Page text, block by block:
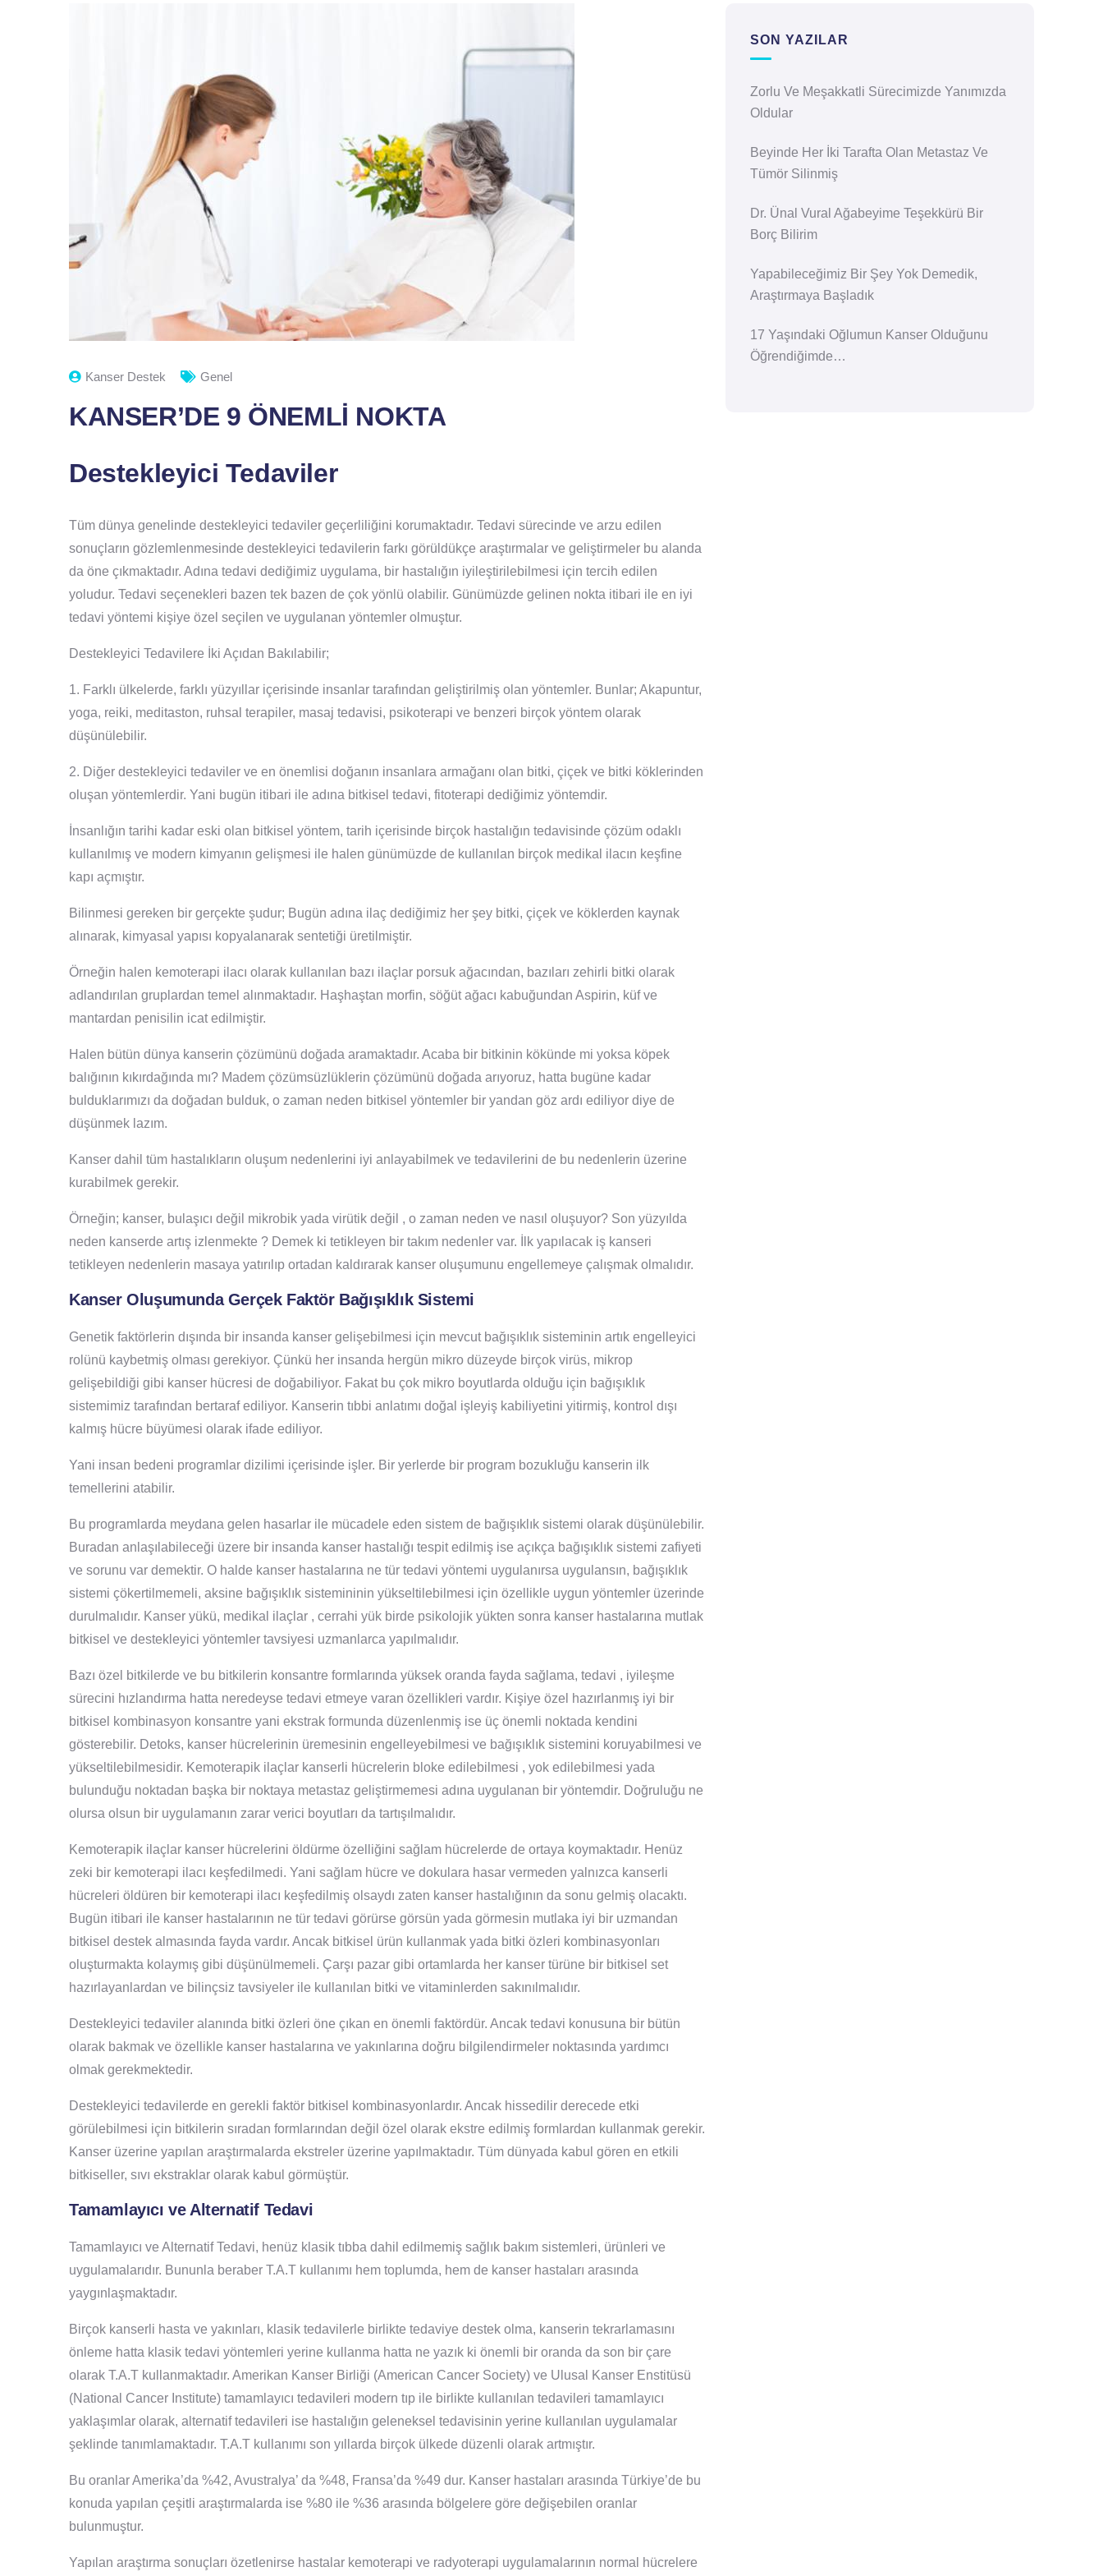
Kanser Destek Genel
KANSER’DE 9 ÖNEMLİ NOKTA
Destekleyici Tedaviler
Tüm dünya genelinde destekleyici tedaviler geçerliliğini korumaktadır. Tedavi sürecinde ve arzu edilen
sonuçların gözlemlenmesinde destekleyici tedavilerin farkı görüldükçe araştırmalar ve geliştirmeler bu alanda
da öne çıkmaktadır. Adına tedavi dediğimiz uygulama, bir hastalığın iyileştirilebilmesi için tercih edilen
yoludur. Tedavi seçenekleri bazen tek bazen de çok yönlü olabilir. Günümüzde gelinen nokta itibari ile en iyi
tedavi yöntemi kişiye özel seçilen ve uygulanan yöntemler olmuştur.
Destekleyici Tedavilere İki Açıdan Bakılabilir;
1. Farklı ülkelerde, farklı yüzyıllar içerisinde insanlar tarafından geliştirilmiş olan yöntemler. Bunlar; Akapuntur,
yoga, reiki, meditaston, ruhsal terapiler, masaj tedavisi, psikoterapi ve benzeri birçok yöntem olarak
düşünülebilir.
2. Diğer destekleyici tedaviler ve en önemlisi doğanın insanlara armağanı olan bitki, çiçek ve bitki köklerinden
oluşan yöntemlerdir. Yani bugün itibari ile adına bitkisel tedavi, fitoterapi dediğimiz yöntemdir.
İnsanlığın tarihi kadar eski olan bitkisel yöntem, tarih içerisinde birçok hastalığın tedavisinde çözüm odaklı
kullanılmış ve modern kimyanın gelişmesi ile halen günümüzde de kullanılan birçok medikal ilacın keşfine
kapı açmıştır.
Bilinmesi gereken bir gerçekte şudur; Bugün adına ilaç dediğimiz her şey bitki, çiçek ve köklerden kaynak
alınarak, kimyasal yapısı kopyalanarak sentetiği üretilmiştir.
Örneğin halen kemoterapi ilacı olarak kullanılan bazı ilaçlar porsuk ağacından, bazıları zehirli bitki olarak
adlandırılan gruplardan temel alınmaktadır. Haşhaştan morfin, söğüt ağacı kabuğundan Aspirin, küf ve
mantardan penisilin icat edilmiştir.
Halen bütün dünya kanserin çözümünü doğada aramaktadır. Acaba bir bitkinin kökünde mi yoksa köpek
balığının kıkırdağında mı? Madem çözümsüzlüklerin çözümünü doğada arıyoruz, hatta bugüne kadar
bulduklarımızı da doğadan bulduk, o zaman neden bitkisel yöntemler bir yandan göz ardı ediliyor diye de
düşünmek lazım.
Kanser dahil tüm hastalıkların oluşum nedenlerini iyi anlayabilmek ve tedavilerini de bu nedenlerin üzerine
kurabilmek gerekir.
Örneğin; kanser, bulaşıcı değil mikrobik yada virütik değil , o zaman neden ve nasıl oluşuyor? Son yüzyılda
neden kanserde artış izlenmekte ? Demek ki tetikleyen bir takım nedenler var. İlk yapılacak iş kanseri
tetikleyen nedenlerin masaya yatırılıp ortadan kaldırarak kanser oluşumunu engellemeye çalışmak olmalıdır.
Kanser Oluşumunda Gerçek Faktör Bağışıklık Sistemi
Genetik faktörlerin dışında bir insanda kanser gelişebilmesi için mevcut bağışıklık sisteminin artık engelleyici
rolünü kaybetmiş olması gerekiyor. Çünkü her insanda hergün mikro düzeyde birçok virüs, mikrop
gelişebildiği gibi kanser hücresi de doğabiliyor. Fakat bu çok mikro boyutlarda olduğu için bağışıklık
sistemimiz tarafından bertaraf ediliyor. Kanserin tıbbi anlatımı doğal işleyiş kabiliyetini yitirmiş, kontrol dışı
kalmış hücre büyümesi olarak ifade ediliyor.
Yani insan bedeni programlar dizilimi içerisinde işler. Bir yerlerde bir program bozukluğu kanserin ilk
temellerini atabilir.
Bu programlarda meydana gelen hasarlar ile mücadele eden sistem de bağışıklık sistemi olarak düşünülebilir.
Buradan anlaşılabileceği üzere bir insanda kanser hastalığı tespit edilmiş ise açıkça bağışıklık sistemi zafiyeti
ve sorunu var demektir. O halde kanser hastalarına ne tür tedavi yöntemi uygulanırsa uygulansın, bağışıklık
sistemi çökertilmemeli, aksine bağışıklık sistemininin yükseltilebilmesi için özellikle uygun yöntemler üzerinde
durulmalıdır. Kanser yükü, medikal ilaçlar , cerrahi yük birde psikolojik yükten sonra kanser hastalarına mutlak
bitkisel ve destekleyici yöntemler tavsiyesi uzmanlarca yapılmalıdır.
Bazı özel bitkilerde ve bu bitkilerin konsantre formlarında yüksek oranda fayda sağlama, tedavi , iyileşme
sürecini hızlandırma hatta neredeyse tedavi etmeye varan özellikleri vardır. Kişiye özel hazırlanmış iyi bir
bitkisel kombinasyon konsantre yani ekstrak formunda düzenlenmiş ise üç önemli noktada kendini
gösterebilir. Detoks, kanser hücrelerinin üremesinin engelleyebilmesi ve bağışıklık sistemini koruyabilmesi ve
yükseltilebilmesidir. Kemoterapik ilaçlar kanserli hücrelerin bloke edilebilmesi , yok edilebilmesi yada
bulunduğu noktadan başka bir noktaya metastaz geliştirmemesi adına uygulanan bir yöntemdir. Doğruluğu ne
olursa olsun bir uygulamanın zarar verici boyutları da tartışılmalıdır.
Kemoterapik ilaçlar kanser hücrelerini öldürme özelliğini sağlam hücrelerde de ortaya koymaktadır. Henüz
zeki bir kemoterapi ilacı keşfedilmedi. Yani sağlam hücre ve dokulara hasar vermeden yalnızca kanserli
hücreleri öldüren bir kemoterapi ilacı keşfedilmiş olsaydı zaten kanser hastalığının da sonu gelmiş olacaktı.
Bugün itibari ile kanser hastalarının ne tür tedavi görürse görsün yada görmesin mutlaka iyi bir uzmandan
bitkisel destek almasında fayda vardır. Ancak bitkisel ürün kullanmak yada bitki özleri kombinasyonları
oluşturmakta kolaymış gibi düşünülmemeli. Çarşı pazar gibi ortamlarda her kanser türüne bir bitkisel set
hazırlayanlardan ve bilinçsiz tavsiyeler ile kullanılan bitki ve vitaminlerden sakınılmalıdır.
Destekleyici tedaviler alanında bitki özleri öne çıkan en önemli faktördür. Ancak tedavi konusuna bir bütün
olarak bakmak ve özellikle kanser hastalarına ve yakınlarına doğru bilgilendirmeler noktasında yardımcı
olmak gerekmektedir.
Destekleyici tedavilerde en gerekli faktör bitkisel kombinasyonlardır. Ancak hissedilir derecede etki
görülebilmesi için bitkilerin sıradan formlarından değil özel olarak ekstre edilmiş formlardan kullanmak gerekir.
Kanser üzerine yapılan araştırmalarda ekstreler üzerine yapılmaktadır. Tüm dünyada kabul gören en etkili
bitkiseller, sıvı ekstraklar olarak kabul görmüştür.
Tamamlayıcı ve Alternatif Tedavi
Tamamlayıcı ve Alternatif Tedavi, henüz klasik tıbba dahil edilmemiş sağlık bakım sistemleri, ürünleri ve
uygulamalarıdır. Bununla beraber T.A.T kullanımı hem toplumda, hem de kanser hastaları arasında
yaygınlaşmaktadır.
Birçok kanserli hasta ve yakınları, klasik tedavilerle birlikte tedaviye destek olma, kanserin tekrarlamasını
önleme hatta klasik tedavi yöntemleri yerine kullanma hatta ne yazık ki önemli bir oranda da son bir çare
olarak T.A.T kullanmaktadır. Amerikan Kanser Birliği (American Cancer Society) ve Ulusal Kanser Enstitüsü
(National Cancer Institute) tamamlayıcı tedavileri modern tıp ile birlikte kullanılan tedavileri tamamlayıcı
yaklaşımlar olarak, alternatif tedavileri ise hastalığın geleneksel tedavisinin yerine kullanılan uygulamalar
şeklinde tanımlamaktadır. T.A.T kullanımı son yıllarda birçok ülkede düzenli olarak artmıştır.
Bu oranlar Amerika’da %42, Avustralya’ da %48, Fransa’da %49 dur. Kanser hastaları arasında Türkiye’de bu
konuda yapılan çeşitli araştırmalarda ise %80 ile %36 arasında bölgelere göre değişebilen oranlar
bulunmuştur.
Yapılan araştırma sonuçları özetlenirse hastalar kemoterapi ve radyoterapi uygulamalarının normal hücrelere
SON YAZILAR
Zorlu Ve Meşakkatli Sürecimizde Yanımızda
Oldular
Beyinde Her İki Tarafta Olan Metastaz Ve
Tümör Silinmiş
Dr. Ünal Vural Ağabeyime Teşekkürü Bir
Borç Bilirim
Yapabileceğimiz Bir Şey Yok Demedik,
Araştırmaya Başladık
17 Yaşındaki Oğlumun Kanser Olduğunu
Öğrendiğimde…